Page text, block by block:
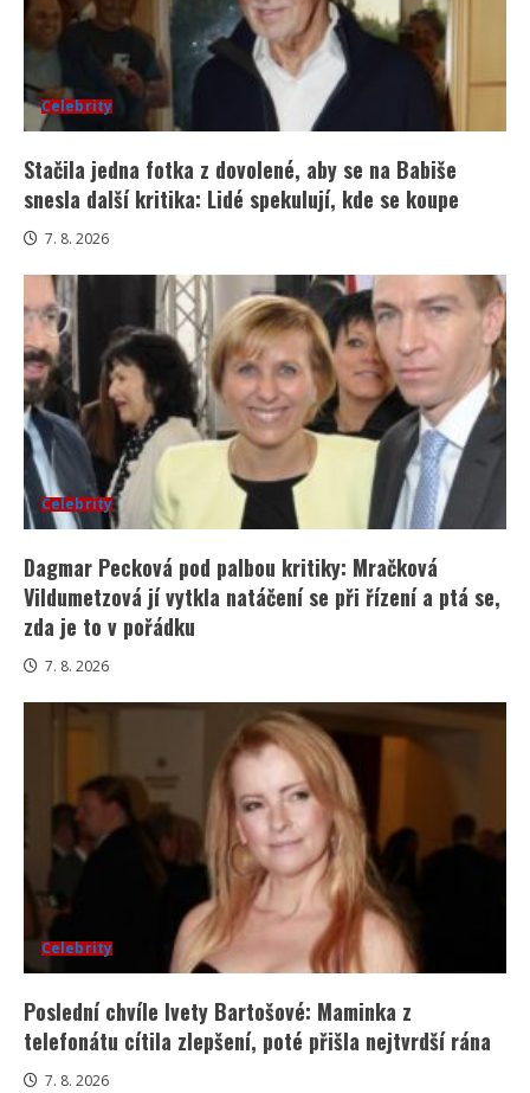
Celebrity
Stačila jedna fotka z dovolené, aby se na Babiše
snesla další kritika: Lidé spekulují, kde se koupe
7. 8. 2026
Celebrity
Dagmar Pecková pod palbou kritiky: Mračková
Vildumetzová jí vytkla natáčení se při řízení a ptá se,
zda je to v pořádku
7. 8. 2026
Celebrity
Poslední chvíle Ivety Bartošové: Maminka z
telefonátu cítila zlepšení, poté přišla nejtvrdší rána
7. 8. 2026